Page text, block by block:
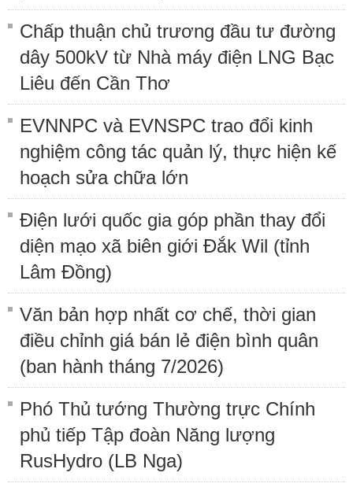
Chấp thuận chủ trương đầu tư đường
dây 500kV từ Nhà máy điện LNG Bạc
Liêu đến Cần Thơ
EVNNPC và EVNSPC trao đổi kinh
nghiệm công tác quản lý, thực hiện kế
hoạch sửa chữa lớn
Điện lưới quốc gia góp phần thay đổi
diện mạo xã biên giới Đắk Wil (tỉnh
Lâm Đồng)
Văn bản hợp nhất cơ chế, thời gian
điều chỉnh giá bán lẻ điện bình quân
(ban hành tháng 7/2026)
Phó Thủ tướng Thường trực Chính
phủ tiếp Tập đoàn Năng lượng
RusHydro (LB Nga)